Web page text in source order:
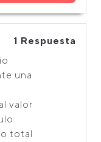
1 Respuesta
una
valor
total